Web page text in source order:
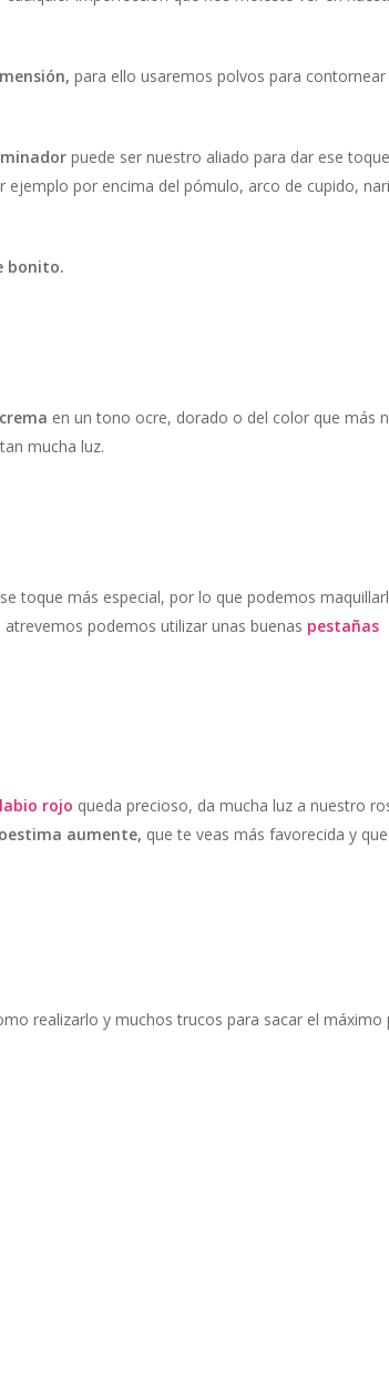
para ello usaremos polvos para contornear
puede ser nuestro aliado para dar ese toque
por encima del pómulo, arco de cupido,
bonito.
en un tono ocre, dorado o del color que más
mucha luz.
toque más especial, por lo que podemos
podemos utilizar unas buenas pestañas
labio rojo queda precioso, da mucha luz a nuestro
aumente, que te veas más favorecida y
realizarlo y muchos trucos para sacar el máximo